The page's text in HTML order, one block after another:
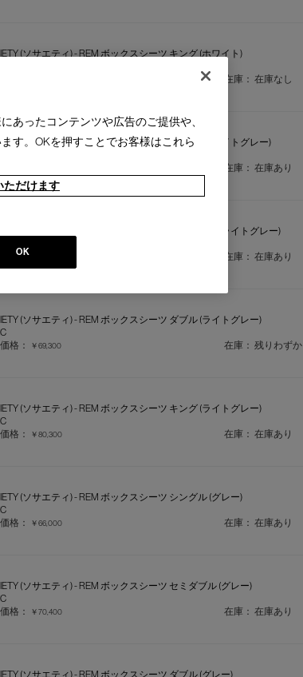
(ソサエティ) - REM ボックスシーツ キング (ホワイト)
在庫： 在庫なし
(ソサエティ) - REM ボックスシーツ シングル (ライトグレー)
在庫： 在庫あり
(ソサエティ) - REM ボックスシーツ セミダブル (ライトグレー)
価格：
在庫： 在庫あり
(ソサエティ) - REM ボックスシーツ ダブル (ライトグレー)
格：
￥69,300 在庫： 残りわずか
(ソサエティ) - REM ボックスシーツ キング (ライトグレー)
格：
￥80,300 在庫： 在庫あり
(ソサエティ) - REM ボックスシーツ シングル (グレー)
格：
￥66,000 在庫： 在庫あり
(ソサエティ) - REM ボックスシーツ セミダブル (グレー)
格：
￥70,400 在庫： 在庫あり
(ソサエティ) - REM ボックスシーツ ダブル (グレー)
あったコンテンツや広告のご提供や、
す。OKを押すことでお客様はこれら
ただけます
OK